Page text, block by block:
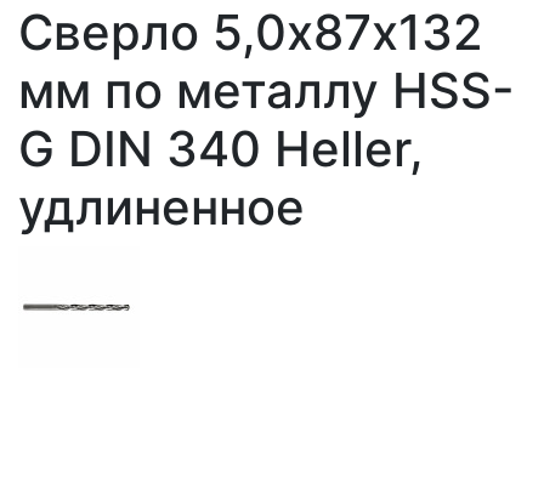
Сверло 5,0х87х132
мм по металлу HSS-
G DIN 340 Heller,
удлиненное